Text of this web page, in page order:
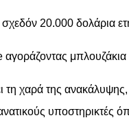
20.000 δολάρια
αγοράζοντας
χαρά της